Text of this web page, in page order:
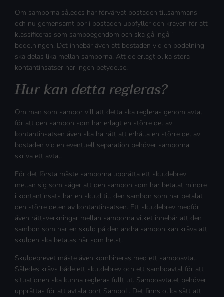
Om samborna således har förvärvat bostaden tillsammans
och nu gemensamt bor i bostaden uppfyller den kraven för att
klassificeras som samboegendom och ska gå ingå i
bodelningen. Det innebär även att bostaden vid en bodelning
ska delas lika mellan samborna. Att de erlagt olika stora
kontantinsatser har ingen betydelse.
Hur kan detta regleras?
Om man som sambor vill att detta ska regleras genom avtal
för att den sambon som har erlagt en större del av
kontantinsatsen även ska ha rätt att erhålla en större del av
bostaden vid en eventuell separation behöver samborna
skriva ett avtal.
För det första måste samborna upprätta ett skuldebrev
mellan sig som säger att den sambon som har betalat mindre
i kontantinsats har en skuld till den sambon som har betalat
den större delen av kontantinsatsen. Ett skuldebrev medför
även rättsverkningar mellan samborna vilket innebär att den
sambon som har en skuld på den andra sambon kan kräva att
skulden ska betalas när som helst.
Skuldebrevet måste även kombineras med ett samboavtal.
Således krävs både ett skuldebrev och ett samboavtal för att
situationen ska kunna regleras fullt ut. Samboavtalet behöver
upprättas för att avtala bort SamboL. Det finns olika sätt att